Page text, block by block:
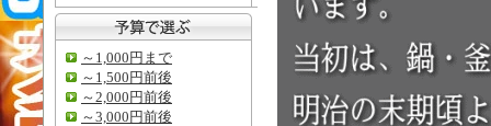
～1,000円まで
～1,500円前後
～2,000円前後
～3,000円前後